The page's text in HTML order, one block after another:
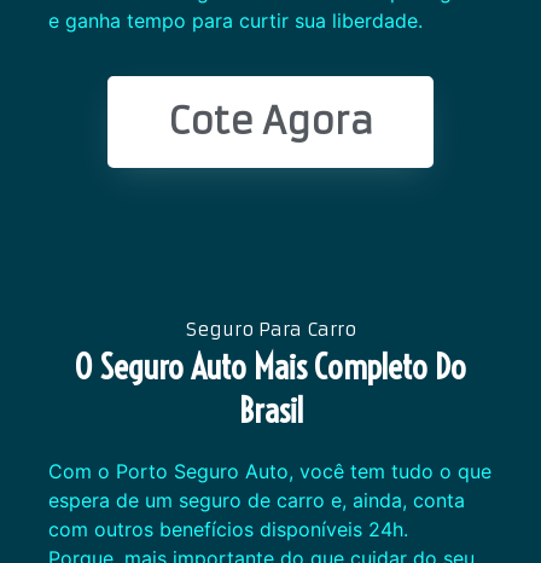
e ganha tempo para curtir sua liberdade.
Cote Agora
Seguro Para Carro
O Seguro Auto Mais Completo Do
Brasil
Com o Porto Seguro Auto, você tem tudo o que
espera de um seguro de carro e, ainda, conta
com outros benefícios disponíveis 24h.